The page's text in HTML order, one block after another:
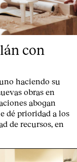
con
haciendo su
obras en
abogan
dé prioridad a los
de recursos, en